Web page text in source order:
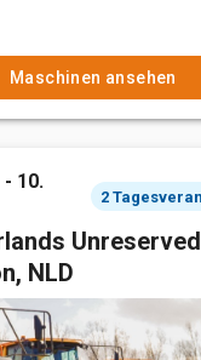
Maschinen ansehen
10.
Unreserved
NLD